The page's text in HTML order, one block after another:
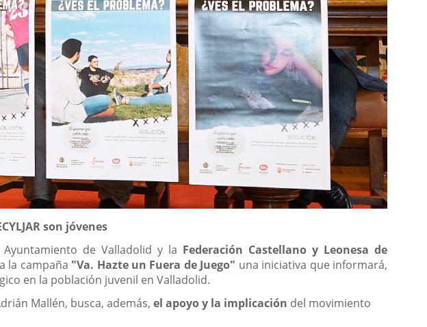
son jóvenes
Ayuntamiento de Valladolid y la Federación Castellano y Leonesa de
la campaña "Va. Hazte un Fuera de Juego" una iniciativa que informará,
en la población juvenil en Valladolid.
Mallén, busca, además,el apoyo y la implicación del movimiento